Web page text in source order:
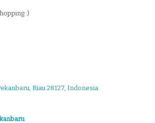
:)
Riau 28127, Indonesia